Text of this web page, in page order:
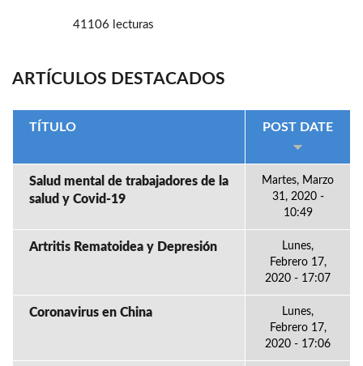
41106 lecturas
ARTÍCULOS DESTACADOS
TÍTULO POST DATE
Salud mental de trabajadores de la
salud y Covid-19
Martes, Marzo
31, 2020 -
10:49
Artritis Rematoidea y Depresión
Lunes,
Febrero 17,
2020 - 17:07
Coronavirus en China
Lunes,
Febrero 17,
2020 - 17:06